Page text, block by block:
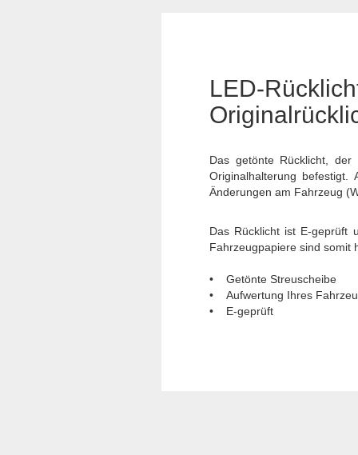
LED-
Das getönte Rücklicht,
Originalhalterung
Änderungen am Fahrzeug
Das Rücklicht ist E-geprüft
Fahrzeugpapiere sind somit
• Getönte Streuscheibe
• Aufwertung Ihres
• E-geprüft